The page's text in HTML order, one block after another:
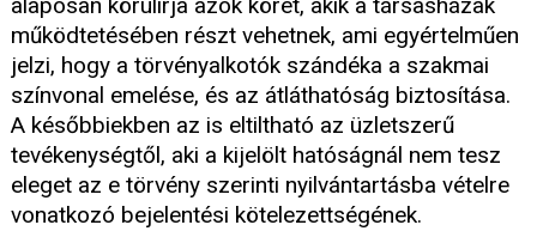
alaposan körülírja azok körét, akik a társasházak
működtetésében részt vehetnek, ami egyértelműen
jelzi, hogy a törvényalkotók szándéka a szakmai
színvonal emelése, és az átláthatóság biztosítása.
A későbbiekben az is eltiltható az üzletszerű
tevékenységtől, aki a kijelölt hatóságnál nem tesz
eleget az e törvény szerinti nyilvántartásba vételre
vonatkozó bejelentési kötelezettségének.